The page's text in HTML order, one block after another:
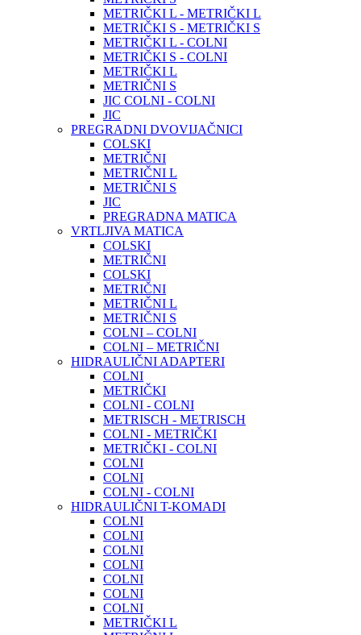
METRIČKI L - METRIČKI L
METRIČKI S - METRIČKI S
METRIČKI L - COLNI
METRIČKI S - COLNI
METRIČKI L
METRIČNI S
JIC COLNI - COLNI
JIC
PREGRADNI DVOVIJAČNICI
COLSKI
METRIČNI
METRIČNI L
METRIČNI S
JIC
PREGRADNA MATICA
VRTLJIVA MATICA
COLSKI
METRIČNI
COLSKI
METRIČNI
METRIČNI L
METRIČNI S
COLNI – COLNI
COLNI – METRIČNI
HIDRAULIČNI ADAPTERI
COLNI
METRIČKI
COLNI - COLNI
METRISCH - METRISCH
COLNI - METRIČKI
METRIČKI - COLNI
COLNI
COLNI
COLNI - COLNI
HIDRAULIČNI T-KOMADI
COLNI
COLNI
COLNI
COLNI
COLNI
COLNI
COLNI
METRIČKI L